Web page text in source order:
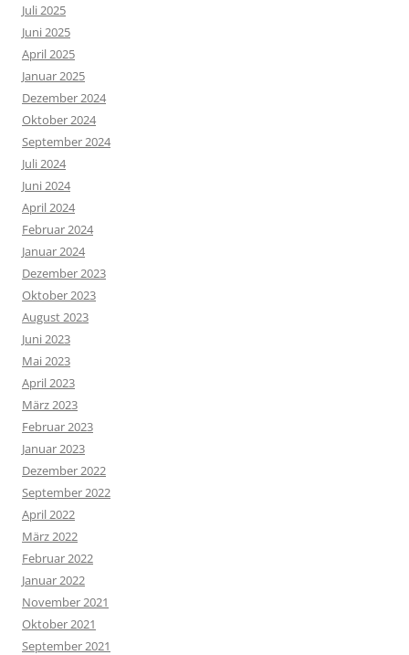
Juli 2025
Juni 2025
April 2025
Januar 2025
Dezember 2024
Oktober 2024
September 2024
Juli 2024
Juni 2024
April 2024
Februar 2024
Januar 2024
Dezember 2023
Oktober 2023
August 2023
Juni 2023
Mai 2023
April 2023
März 2023
Februar 2023
Januar 2023
Dezember 2022
September 2022
April 2022
März 2022
Februar 2022
Januar 2022
November 2021
Oktober 2021
September 2021